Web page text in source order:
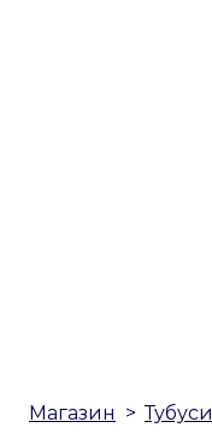
Магазин Тубуси